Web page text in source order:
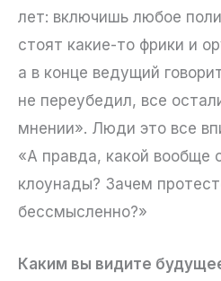
лет: включишь любое
стоят какие-то фрики и
а в конце ведущий
не переубедил, все
мнении». Люди это все
«А правда, какой вообще
клоунады? Зачем
бессмысленно?»
Каким вы видите